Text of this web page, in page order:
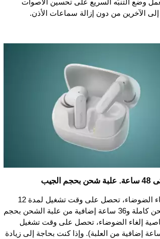
الآخرين من دون إزالة سماعات الأذن.
عند إيقاف خاصية إلغاء الضوضاء، تحصل على وقت تشغيل لمدة 12
ساعات من عملية شحن كاملة و36 ساعة إضافية من علبة الشحن بحجم
إلغاء الضوضاء، تحصل على وقت تشغيل
8 ساعات و24 ساعة إضافية من العلبة). وإذا كنت بحاجة إلى زيادة